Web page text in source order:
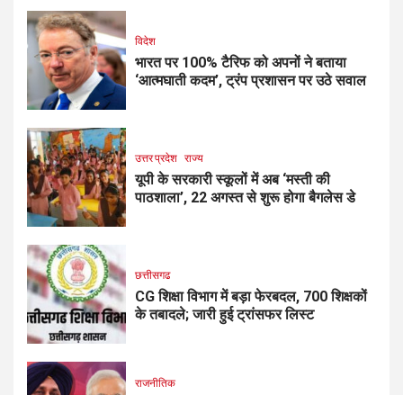
विदेश
भारत पर 100% टैरिफ को अपनों ने बताया
‘आत्मघाती कदम’, ट्रंप प्रशासन पर उठे सवाल
उत्तर प्रदेश राज्य
यूपी के सरकारी स्कूलों में अब ‘मस्ती की
पाठशाला’, 22 अगस्त से शुरू होगा बैगलेस डे
छत्तीसगढ
CG शिक्षा विभाग में बड़ा फेरबदल, 700 शिक्षकों
के तबादले; जारी हुई ट्रांसफर लिस्ट
राजनीतिक